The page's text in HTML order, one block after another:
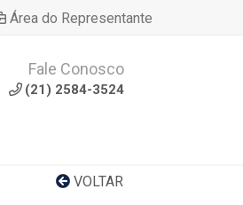
Área do Representante
Fale Conosco
(21) 2584-3524
VOLTAR